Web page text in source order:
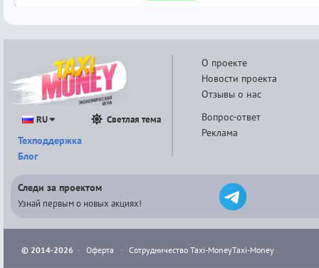
О проекте
Новости проекта
Отзывы о нас
Вопрос-ответ
Реклама
RU Светлая тема
Техподдержка
Блог
Следи за проектом
Узнай первым о новых акциях!
© 2014-2026 · Оферта · Сотрудничество Taxi-MoneyTaxi-Money